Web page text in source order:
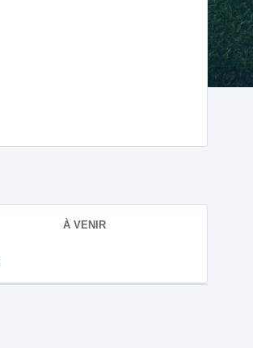
À VENIR